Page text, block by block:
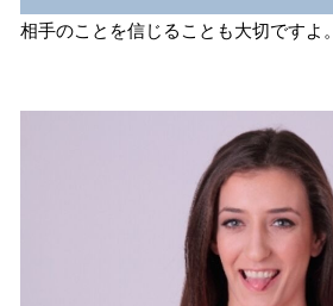
相手のことを信じることも大切ですよ。